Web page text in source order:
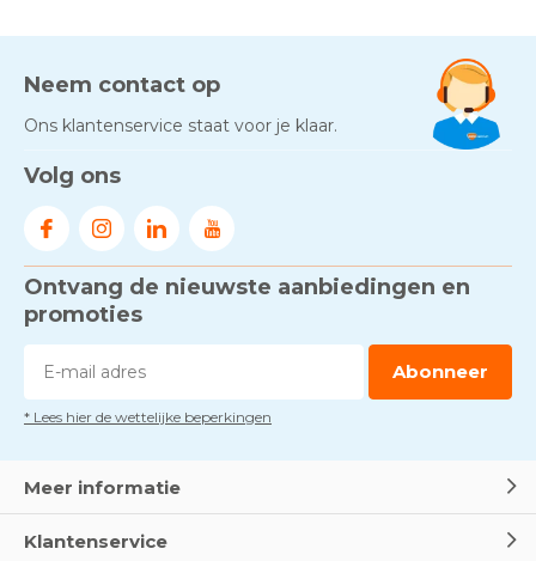
Neem contact op
Ons klantenservice staat voor je klaar.
Volg ons
Ontvang de nieuwste aanbiedingen en
promoties
Abonneer
* Lees hier de wettelijke beperkingen
Meer informatie
Klantenservice